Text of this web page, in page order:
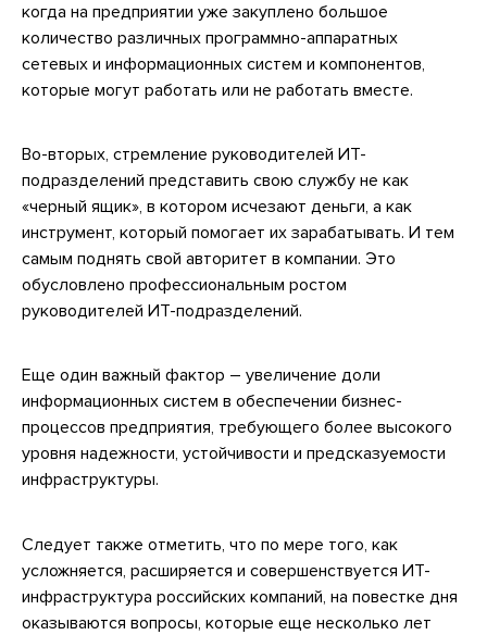
когда на предприятии уже закуплено большое
количество различных программно-аппаратных
сетевых и информационных систем и компонентов,
которые могут работать или не работать вместе.
Во-вторых, стремление руководителей ИТ-
подразделений представить свою службу не как
«черный ящик», в котором исчезают деньги, а как
инструмент, который помогает их зарабатывать. И тем
самым поднять свой авторитет в компании. Это
обусловлено профессиональным ростом
руководителей ИТ-подразделений.
Еще один важный фактор – увеличение доли
информационных систем в обеспечении бизнес-
процессов предприятия, требующего более высокого
уровня надежности, устойчивости и предсказуемости
инфраструктуры.
Следует также отметить, что по мере того, как
усложняется, расширяется и совершенствуется ИТ-
инфраструктура российских компаний, на повестке дня
оказываются вопросы, которые еще несколько лет